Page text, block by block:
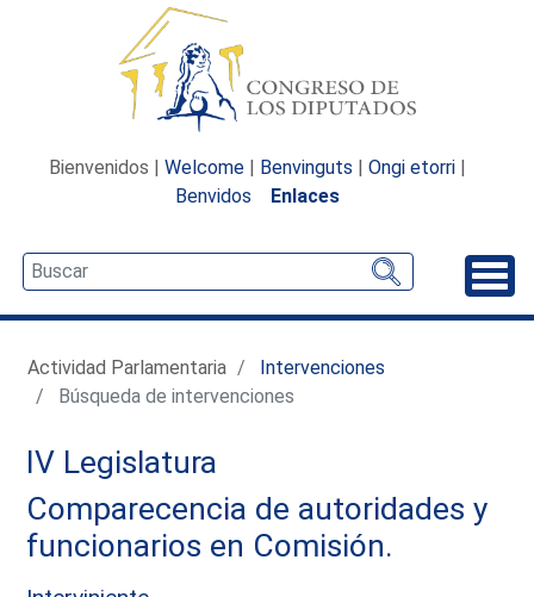
Bienvenidos | Welcome | Benvinguts | Ongi etorri |
Benvidos
Enlaces
Actividad Parlamentaria
Intervenciones
Búsqueda de intervenciones
IV Legislatura
Comparecencia de autoridades y
funcionarios en Comisión.